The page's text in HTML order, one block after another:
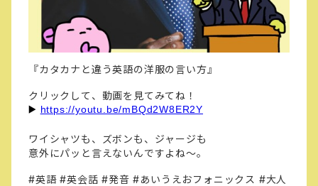
『カタカナと違う英語の洋服の言い方』
クリックして、動画を見てみてね！
▶️ https://youtu.be/mBQd2W8ER2Y
ワイシャツも、ズボンも、ジャージも
意外にパッと言えないんですよね〜。
#英語 #英会話 #発音 #あいうえおフォニックス #大人